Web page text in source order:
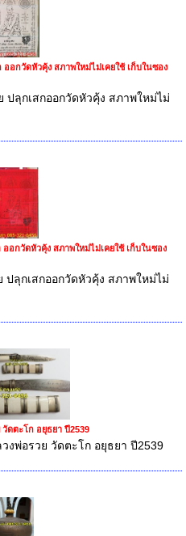
อกวัดหัวคุ้ง สภาพใหม่ไม่เคยใช้ เก็บในซอง
ลุกเสกออกวัดหัวคุ้ง สภาพใหม่ไม่
อกวัดหัวคุ้ง สภาพใหม่ไม่เคยใช้ เก็บในซอง
ลุกเสกออกวัดหัวคุ้ง สภาพใหม่ไม่
ดตะโก อยุธยา ปี2539
งพ่อรวย วัดตะโก อยุธยา ปี2539